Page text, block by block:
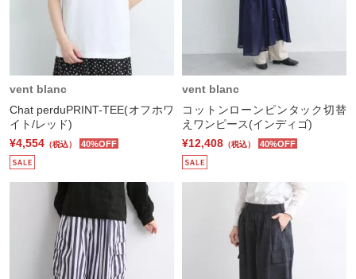
vent blanc
Chat perduPRINT-TEE(オフホワ
イト/レッド)
¥4,554 （税込） 40%OFF
vent blanc
コットンローンピンタック切替
えワンピース(インディゴ)
¥12,408 （税込） 40%OFF